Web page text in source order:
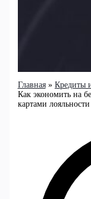
Главная
Кредиты
Как экономить на
картами лояльности